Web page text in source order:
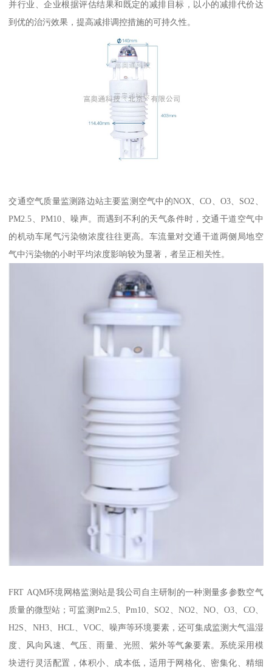
并行业、企业根据评估结果和既定的减排目标，以小的减排代价达
到优的治污效果，提高减排调控措施的可持久性。
交通空气质量监测路边站主要监测空气中的NOX、CO、O3、SO2、
PM2.5、PM10、噪声。而遇到不利的天气条件时，交通干道空气中
的机动车尾气污染物浓度往往更高。车流量对交通干道两侧局地空
气中污染物的小时平均浓度影响较为显著，者呈正相关性。
FRT AQM环境网格监测站是我公司自主研制的一种测量多参数空气
质量的微型站；可监测Pm2.5、Pm10、SO2、NO2、NO、O3、CO、
H2S、NH3、HCL、VOC、噪声等环境要素，还可集成监测大气温湿
度、风向风速、气压、雨量、光照、紫外等气象要素。系统采用模
块进行灵活配置，体积小、成本低，适用于网格化、密集化、精细